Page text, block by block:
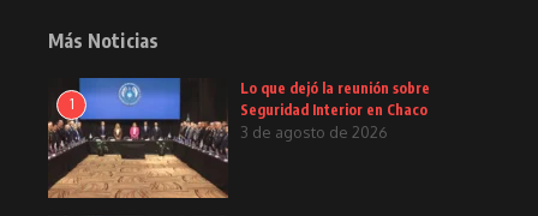
Más Noticias
1
Lo que dejó la reunión sobre
Seguridad Interior en Chaco
3 de agosto de 2026